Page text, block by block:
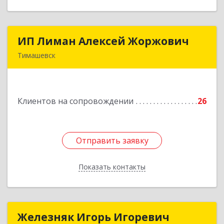
ИП Лиман Алексей Жоржович
Тимашевск
Клиентов на сопровождении 26
Отправить заявку
Показать контакты
ИП Лиман Алексей Жоржович
Подробнее
Отправить заявку
Назад
Железняк Игорь Игоревич
Железняк Игорь Игоревич